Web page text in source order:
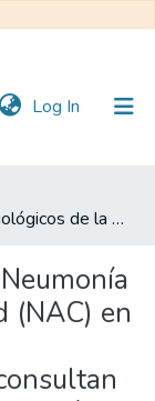
Log In (current)
Agentes etiológicos de la Neumonía adquirida en la comunidad (NAC) en pacientes adultos inmunocompetentes que consultan al servicio de urgencias de la Clínica Reina Sofía. Bogotá, 2006-2007
(NAC) en